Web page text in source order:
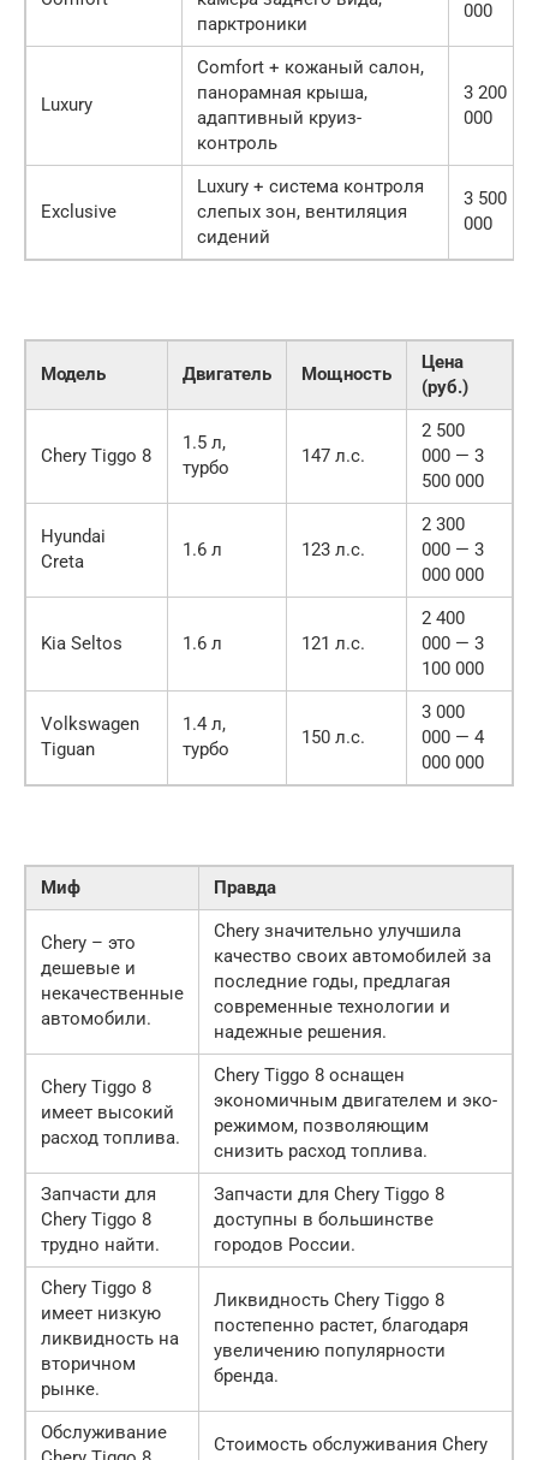
парктроники
000
Luxury
Comfort + кожаный салон,
панорамная крыша,
адаптивный круиз-
контроль
3 200
000
Exclusive
Luxury + система контроля
слепых зон, вентиляция
сидений
3 500
000
Модель Двигатель Мощность
Цена
(руб.)
Chery Tiggo 8
1.5 л,
турбо
147 л.с.
2 500
000 — 3
500 000
Hyundai
Creta
1.6 л 123 л.с.
2 300
000 — 3
000 000
Kia Seltos 1.6 л 121 л.с.
2 400
000 — 3
100 000
Volkswagen
Tiguan
1.4 л,
турбо
150 л.с.
3 000
000 — 4
000 000
Миф Правда
Chery – это
дешевые и
некачественные
автомобили.
Chery значительно улучшила
качество своих автомобилей за
последние годы, предлагая
современные технологии и
надежные решения.
Chery Tiggo 8
имеет высокий
расход топлива.
Chery Tiggo 8 оснащен
экономичным двигателем и эко-
режимом, позволяющим
снизить расход топлива.
Запчасти для
Chery Tiggo 8
трудно найти.
Запчасти для Chery Tiggo 8
доступны в большинстве
городов России.
Chery Tiggo 8
имеет низкую
ликвидность на
вторичном
рынке.
Ликвидность Chery Tiggo 8
постепенно растет, благодаря
увеличению популярности
бренда.
Обслуживание
Стоимость обслуживания Chery